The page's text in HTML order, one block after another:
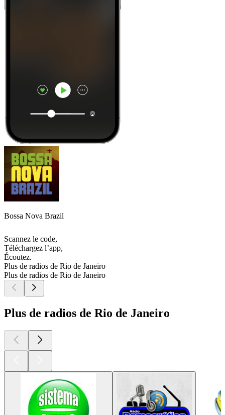
Bossa Nova Brazil
Scannez le code,
Téléchargez l’app,
Écoutez.
Plus de radios de Rio de Janeiro
Plus de radios de Rio de Janeiro
Plus de radios de Rio de Janeiro